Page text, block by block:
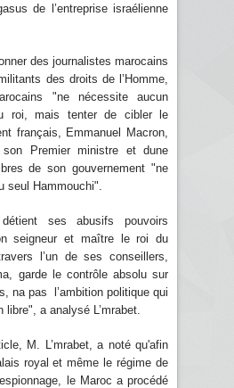
de l’entreprise israélienne
des journalistes marocains
des droits de l’Homme,
"ne nécessite aucun
roi, mais tenter de cibler le
français, Emmanuel Macron,
Premier ministre et dune
de son gouvernement "ne
seul Hammouchi".
ses abusifs pouvoirs
seigneur et maître le roi du
l’un de ses conseillers,
garde le contrôle absolu sur
na pas l’ambition politique qui
a analysé L’mrabet.
M. L’mrabet, a noté qu'afin
royal et même le régime de
le Maroc a procédé